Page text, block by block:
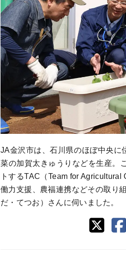
JA金沢市は、石川県のほぼ中央に
菜の加賀太きゅうりなどを生産。
トするTAC（Team for
働力支援、農福連携などその取り
だ・てつお）さんに伺いました。